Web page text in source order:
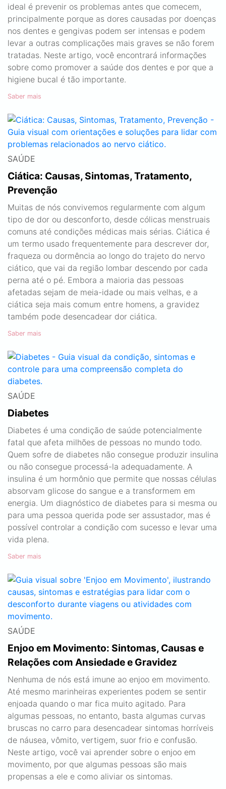
ideal é prevenir os problemas antes que comecem,
principalmente porque as dores causadas por doenças
nos dentes e gengivas podem ser intensas e podem
levar a outras complicações mais graves se não forem
tratadas. Neste artigo, você encontrará informações
sobre como promover a saúde dos dentes e por que a
higiene bucal é tão importante.
Saber mais
SAÚDE
Ciática: Causas, Sintomas, Tratamento,
Prevenção
Muitas de nós convivemos regularmente com algum
tipo de dor ou desconforto, desde cólicas menstruais
comuns até condições médicas mais sérias. Ciática é
um termo usado frequentemente para descrever dor,
fraqueza ou dormência ao longo do trajeto do nervo
ciático, que vai da região lombar descendo por cada
perna até o pé. Embora a maioria das pessoas
afetadas sejam de meia-idade ou mais velhas, e a
ciática seja mais comum entre homens, a gravidez
também pode desencadear dor ciática.
Saber mais
SAÚDE
Diabetes
Diabetes é uma condição de saúde potencialmente
fatal que afeta milhões de pessoas no mundo todo.
Quem sofre de diabetes não consegue produzir insulina
ou não consegue processá-la adequadamente. A
insulina é um hormônio que permite que nossas células
absorvam glicose do sangue e a transformem em
energia. Um diagnóstico de diabetes para si mesma ou
para uma pessoa querida pode ser assustador, mas é
possível controlar a condição com sucesso e levar uma
vida plena.
Saber mais
SAÚDE
Enjoo em Movimento: Sintomas, Causas e
Relações com Ansiedade e Gravidez
Nenhuma de nós está imune ao enjoo em movimento.
Até mesmo marinheiras experientes podem se sentir
enjoada quando o mar fica muito agitado. Para
algumas pessoas, no entanto, basta algumas curvas
bruscas no carro para desencadear sintomas horríveis
de náusea, vômito, vertigem, suor frio e confusão.
Neste artigo, você vai aprender sobre o enjoo em
movimento, por que algumas pessoas são mais
propensas a ele e como aliviar os sintomas.